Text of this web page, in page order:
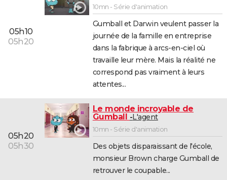
05h10
05h20
10mn - Série d'animation
Gumball et Darwin veulent passer la
journée de la famille en entreprise
dans la fabrique à arcs-en-ciel où
travaille leur mère. Mais la réalité ne
correspond pas vraiment à leurs
attentes...
05h20
05h30
Le monde incroyable de
Gumball
L'agent
10mn - Série d'animation
Des objets disparaissant de l'école,
monsieur Brown charge Gumball de
retrouver le coupable...